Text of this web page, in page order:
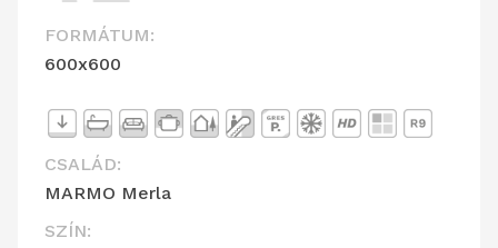
FORMÁTUM:
600x600
CSALÁD:
MARMO Merla
SZÍN: